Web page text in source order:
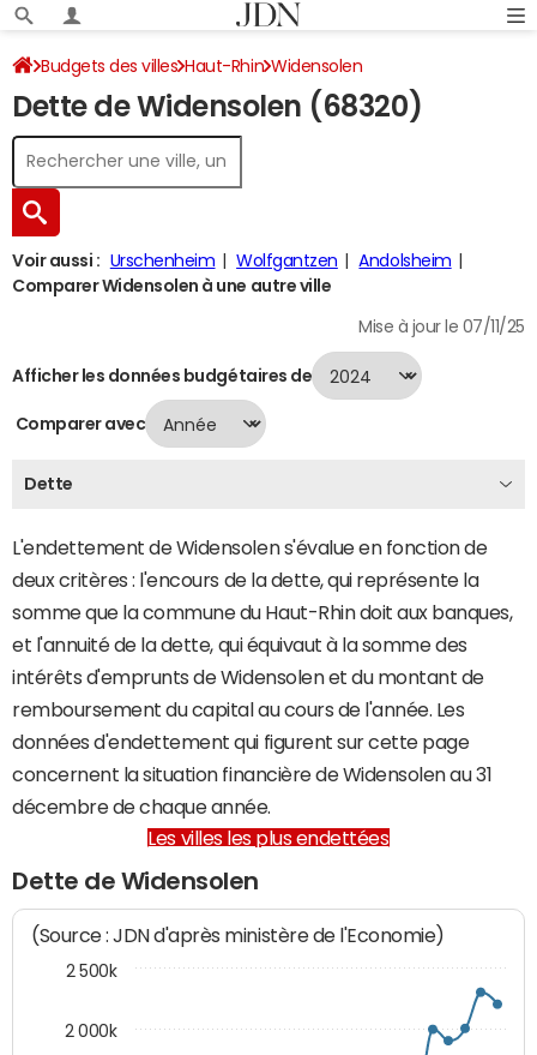
Budgets des villes Haut-Rhin Widensolen
Dette au 31/12/2024
Dette de Widensolen (68320)
Voir aussi : Urschenheim Wolfgantzen
Andolsheim
Comparer Widensolen à une autre ville
Mise à jour le 07/11/25
Afficher les données budgétaires de
Comparer avec
Dette
L'endettement de Widensolen s'évalue en fonction de
deux critères : l'encours de la dette, qui représente la
somme que la commune du Haut-Rhin doit aux banques,
et l'annuité de la dette, qui équivaut à la somme des
intérêts d'emprunts de Widensolen et du montant de
remboursement du capital au cours de l'année. Les
données d'endettement qui figurent sur cette page
concernent la situation financière de Widensolen au 31
décembre de chaque année.
Les villes les plus endettées
Dette de Widensolen
(Source : JDN d'après ministère de l'Economie)
2 000k
2 500k